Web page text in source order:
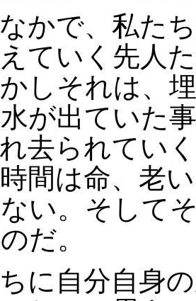
かで、私た
ていく先人
しそれは、
が出ていた
去られてい
間は命、老
い。そして
だ。
に自分自身